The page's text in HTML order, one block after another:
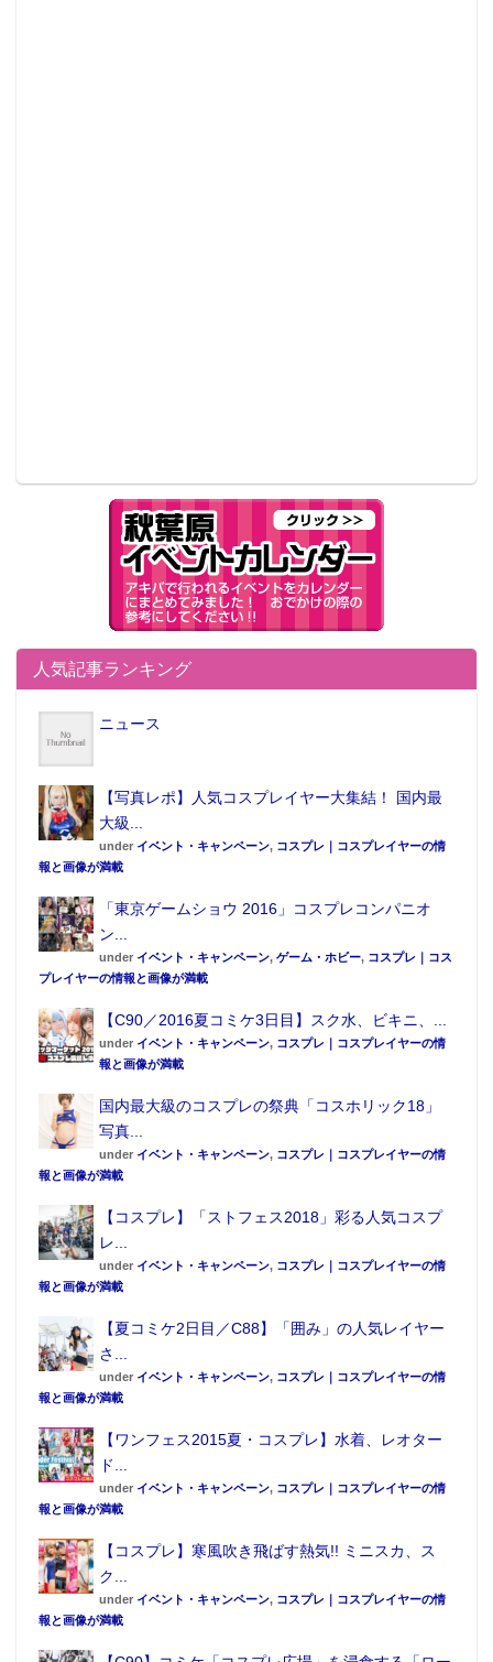
人気記事ランキング
ニュース
【写真レポ】人気コスプレイヤー大集結！ 国内最
大級...
under イベント・キャンペーン, コスプレ｜コスプレイヤーの情
報と画像が満載
「東京ゲームショウ 2016」コスプレコンパニオ
ン...
under イベント・キャンペーン, ゲーム・ホビー, コスプレ｜コス
プレイヤーの情報と画像が満載
【C90／2016夏コミケ3日目】スク水、ビキニ、...
under イベント・キャンペーン, コスプレ｜コスプレイヤーの情
報と画像が満載
国内最大級のコスプレの祭典「コスホリック18」
写真...
under イベント・キャンペーン, コスプレ｜コスプレイヤーの情
報と画像が満載
【コスプレ】「ストフェス2018」彩る人気コスプ
レ...
under イベント・キャンペーン, コスプレ｜コスプレイヤーの情
報と画像が満載
【夏コミケ2日目／C88】「囲み」の人気レイヤー
さ...
under イベント・キャンペーン, コスプレ｜コスプレイヤーの情
報と画像が満載
【ワンフェス2015夏・コスプレ】水着、レオター
ド...
under イベント・キャンペーン, コスプレ｜コスプレイヤーの情
報と画像が満載
【コスプレ】寒風吹き飛ばす熱気!! ミニスカ、ス
ク...
under イベント・キャンペーン, コスプレ｜コスプレイヤーの情
報と画像が満載